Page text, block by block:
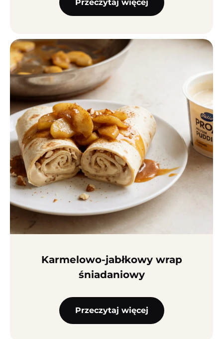
Przeczytaj więcej
Karmelowo-jabłkowy wrap
śniadaniowy
Przeczytaj więcej